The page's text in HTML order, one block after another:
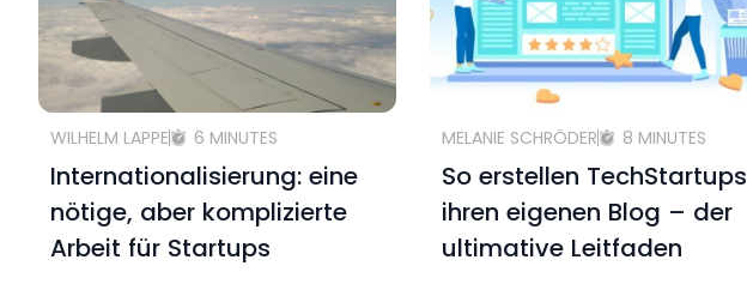
WILHELM LAPPE 6 MINUTES
Internationalisierung: eine
nötige, aber komplizierte
Arbeit für Startups
MELANIE SCHRÖDER 8 MINUTES
So erstellen TechStartups
ihren eigenen Blog – der
ultimative Leitfaden